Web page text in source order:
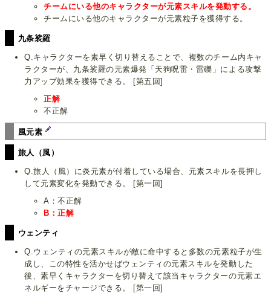
チームにいる他のキャラクターが元素スキルを発動する。
チームにいる他のキャラクターが元素粒子を獲得する。
九条裟羅
Q.キャラクターを素早く切り替えることで、複数のチーム内キャ
ラクターが、九条裟羅の元素爆発「天狗呪雷・雷礫」による攻撃
力アップ効果を獲得できる。 [第五回]
正解
不正解
風元素
旅人（風）
Q.旅人（風）に炎元素が付着している場合、元素スキルを長押し
して元素変化を発動できる。 [第一回]
A：不正解
B：正解
ウェンティ
Q.ウェンティの元素スキルが敵に命中すると多数の元素粒子が生
成し、この特性を活かせばウェンティの元素スキルを発動した
後、素早くキャラクターを切り替えて該当キャラクターの元素エ
ネルギーをチャージできる。 [第一回]